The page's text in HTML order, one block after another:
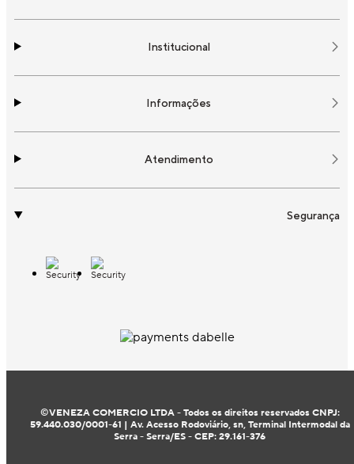
Institucional
Informações
Atendimento
Segurança
©VENEZA COMERCIO LTDA - Todos os direitos reservados CNPJ:
59.440.030/0001-61 | Av. Acesso Rodoviário, sn, Terminal Intermodal da
Serra - Serra/ES - CEP: 29.161-376